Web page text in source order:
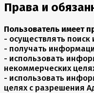
Права и
Пользователь имеет
- осуществлять
- получать
- использовать
некоммерческих
- использовать
целях с разрешения